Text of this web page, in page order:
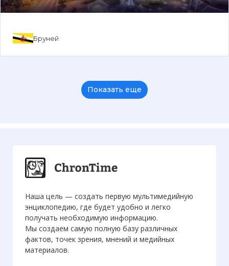
Бруней
Показать еще
Наша цель — создать первую мультимедийную
энциклопедию, где будет удобно и легко
получать необходимую информацию.
Мы создаем самую полную базу различных
фактов, точек зрения, мнений и медийных
материалов.